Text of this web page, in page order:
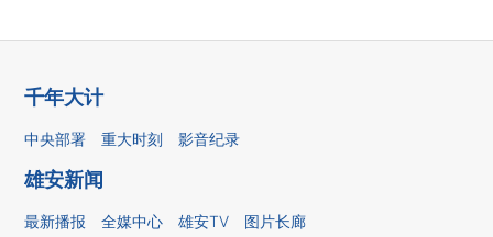
千年大计
中央部署 重大时刻 影音纪录
雄安新闻
最新播报 全媒中心 雄安TV 图片长廊